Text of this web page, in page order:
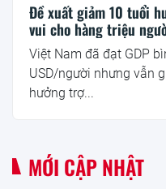
Đề xuất giảm 10 tuổi
vui cho hàng triệu
Việt Nam đã đạt GDP
USD/người nhưng vẫn
hưởng trợ...
MỚI CẬP NHẬT